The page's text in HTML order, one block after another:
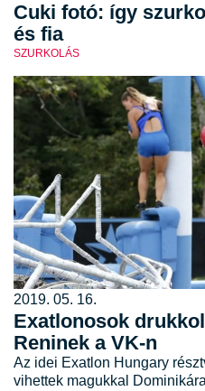
Cuki fotó: így
és fia
SZURKOLÁS
2019. 05. 16.
Exatlonosok
Reninek a VK-n
Az idei Exatlon Hungary
vihettek magukkal